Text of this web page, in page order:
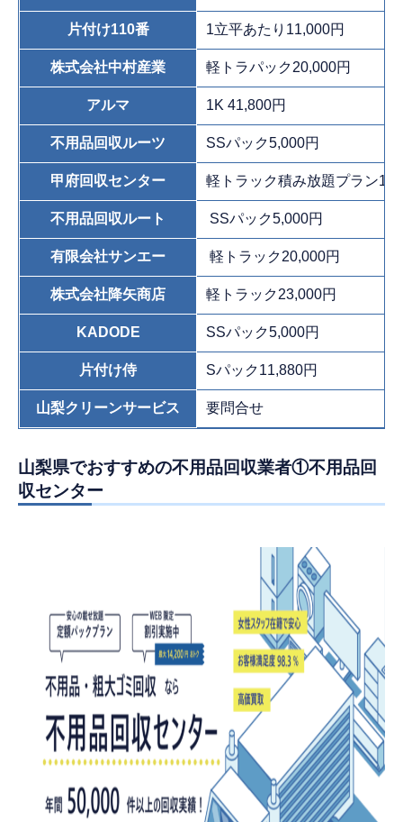
片付け110番 1立平あたり11,000円
株式会社中村産業 軽トラパック20,000円
アルマ 1K 41,800円
不用品回収ルーツ SSパック5,000円
甲府回収センター 軽トラック積み放題プラン
不用品回収ルート SSパック5,000円
有限会社サンエー 軽トラック20,000円
株式会社降矢商店 軽トラック23,000円
KADODE SSパック5,000円
片付け侍 Sパック11,880円
山梨クリーンサービス 要問合せ
山梨県でおすすめの不用品回収業者①不用品回
収センター